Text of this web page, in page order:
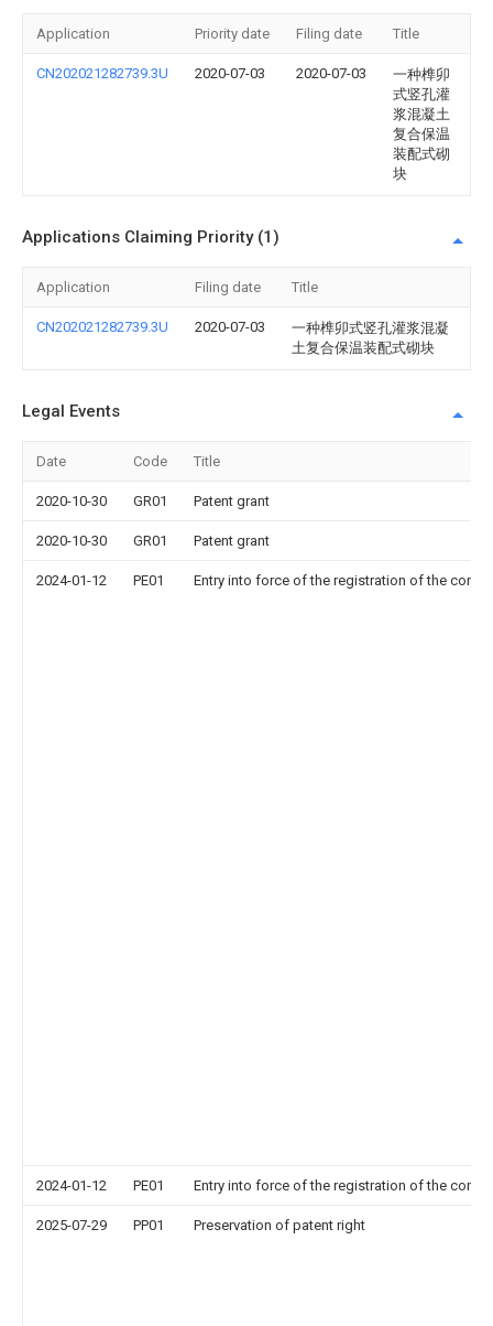
Application Priority date Filing date Title
CN202021282739.3U 2020-07-03 2020-07-03
一种榫卯
式竖孔灌
浆混凝土
复合保温
装配式砌
块
Applications Claiming Priority (1)
Application Filing date Title
CN202021282739.3U 2020-07-03
一种榫卯式竖孔灌浆混凝
土复合保温装配式砌块
Legal Events
Date Code Title
2020-10-30 GR01 Patent grant
2020-10-30 GR01 Patent grant
2024-01-12 PE01 Entry into force of the registration of the
2024-01-12 PE01 Entry into force of the registration of the
2025-07-29 PP01 Preservation of patent right